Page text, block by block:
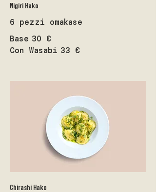
Nigiri Hako
6 pezzi omakase
Base 30 €
Con Wasabi 33 €
Chirashi Hako